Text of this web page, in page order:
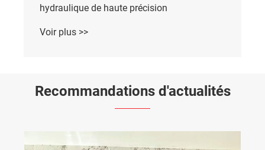
hydraulique de haute précision
Voir plus >>
Recommandations d'actualités